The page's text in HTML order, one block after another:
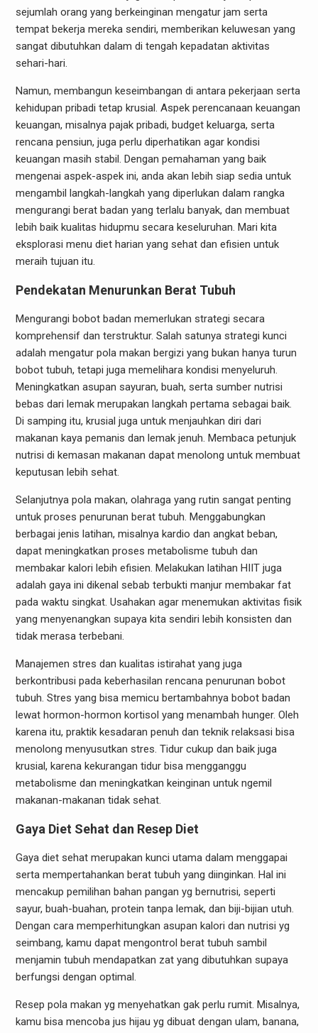
sejumlah orang yang berkeinginan mengatur jam serta
tempat bekerja mereka sendiri, memberikan keluwesan yang
sangat dibutuhkan dalam di tengah kepadatan aktivitas
sehari-hari.
Namun, membangun keseimbangan di antara pekerjaan serta
kehidupan pribadi tetap krusial. Aspek perencanaan keuangan
keuangan, misalnya pajak pribadi, budget keluarga, serta
rencana pensiun, juga perlu diperhatikan agar kondisi
keuangan masih stabil. Dengan pemahaman yang baik
mengenai aspek-aspek ini, anda akan lebih siap sedia untuk
mengambil langkah-langkah yang diperlukan dalam rangka
mengurangi berat badan yang terlalu banyak, dan membuat
lebih baik kualitas hidupmu secara keseluruhan. Mari kita
eksplorasi menu diet harian yang sehat dan efisien untuk
meraih tujuan itu.
Pendekatan Menurunkan Berat Tubuh
Mengurangi bobot badan memerlukan strategi secara
komprehensif dan terstruktur. Salah satunya strategi kunci
adalah mengatur pola makan bergizi yang bukan hanya turun
bobot tubuh, tetapi juga memelihara kondisi menyeluruh.
Meningkatkan asupan sayuran, buah, serta sumber nutrisi
bebas dari lemak merupakan langkah pertama sebagai baik.
Di samping itu, krusial juga untuk menjauhkan diri dari
makanan kaya pemanis dan lemak jenuh. Membaca petunjuk
nutrisi di kemasan makanan dapat menolong untuk membuat
keputusan lebih sehat.
Selanjutnya pola makan, olahraga yang rutin sangat penting
untuk proses penurunan berat tubuh. Menggabungkan
berbagai jenis latihan, misalnya kardio dan angkat beban,
dapat meningkatkan proses metabolisme tubuh dan
membakar kalori lebih efisien. Melakukan latihan HIIT juga
adalah gaya ini dikenal sebab terbukti manjur membakar fat
pada waktu singkat. Usahakan agar menemukan aktivitas fisik
yang menyenangkan supaya kita sendiri lebih konsisten dan
tidak merasa terbebani.
Manajemen stres dan kualitas istirahat yang juga
berkontribusi pada keberhasilan rencana penurunan bobot
tubuh. Stres yang bisa memicu bertambahnya bobot badan
lewat hormon-hormon kortisol yang menambah hunger. Oleh
karena itu, praktik kesadaran penuh dan teknik relaksasi bisa
menolong menyusutkan stres. Tidur cukup dan baik juga
krusial, karena kekurangan tidur bisa mengganggu
metabolisme dan meningkatkan keinginan untuk ngemil
makanan-makanan tidak sehat.
Gaya Diet Sehat dan Resep Diet
Gaya diet sehat merupakan kunci utama dalam menggapai
serta mempertahankan berat tubuh yang diinginkan. Hal ini
mencakup pemilihan bahan pangan yg bernutrisi, seperti
sayur, buah-buahan, protein tanpa lemak, dan biji-bijian utuh.
Dengan cara memperhitungkan asupan kalori dan nutrisi yg
seimbang, kamu dapat mengontrol berat tubuh sambil
menjamin tubuh mendapatkan zat yang dibutuhkan supaya
berfungsi dengan optimal.
Resep pola makan yg menyehatkan gak perlu rumit. Misalnya,
kamu bisa mencoba jus hijau yg dibuat dengan ulam, banana,